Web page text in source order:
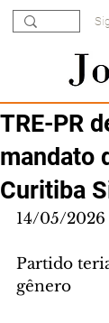
TRE-PR
mandato
Curitiba
14/05/2026
Partido
gênero